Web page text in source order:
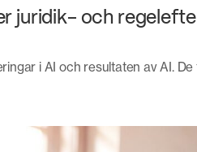
juridik- och
i AI och resultaten av AI.